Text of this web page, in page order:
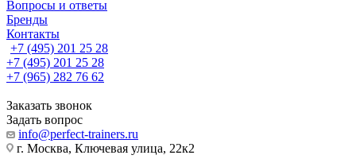
Вопросы и ответы
Бренды
Контакты
+7 (495) 201 25 28
+7 (495) 201 25 28
+7 (965) 282 76 62
Заказать звонок
Задать вопрос
info@perfect-trainers.ru
г. Москва, Ключевая улица, 22к2